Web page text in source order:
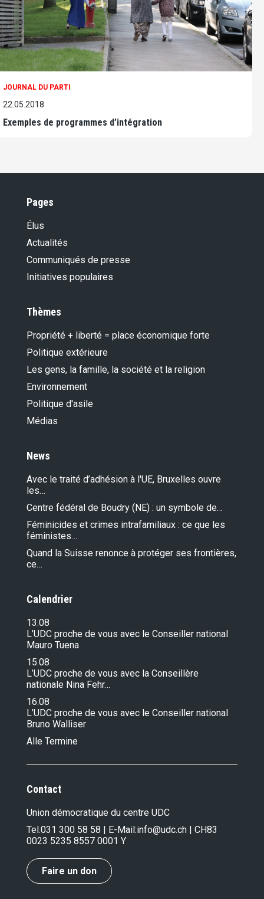
JOURNAL DU PARTI
22.05.2018
Exemples de programmes d’intégration
Pages
Élus
Actualités
Communiqués de presse
Initiatives populaires
Thèmes
Propriété + liberté = place économique forte
Politique extérieure
Les gens, la famille, la société et la religion
Environnement
Politique d'asile
Médias
News
Avec le traité d’adhésion à l'UE, Bruxelles ouvre
les…
Centre fédéral de Boudry (NE) : un symbole de…
Féminicides et crimes intrafamiliaux : ce que les
féministes…
Quand la Suisse renonce à protéger ses frontières,
ce…
Calendrier
13.08
L’UDC proche de vous avec le Conseiller national
Mauro Tuena
15.08
L’UDC proche de vous avec la Conseillère
nationale Nina Fehr…
16.08
L’UDC proche de vous avec le Conseiller national
Bruno Walliser
Alle Termine
Contact
Union démocratique du centre UDC
Tel.031 300 58 58 | E-Mail:info@udc.ch | CH83
0023 5235 8557 0001 Y
Faire un don